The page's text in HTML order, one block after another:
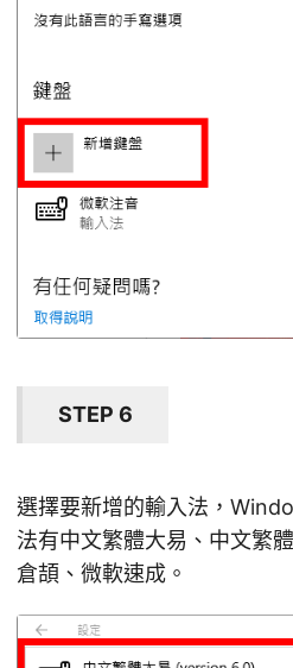
STEP 6
選擇要新增的輸入法，
法有中文繁體大易、中文繁
倉頡、微軟速成。